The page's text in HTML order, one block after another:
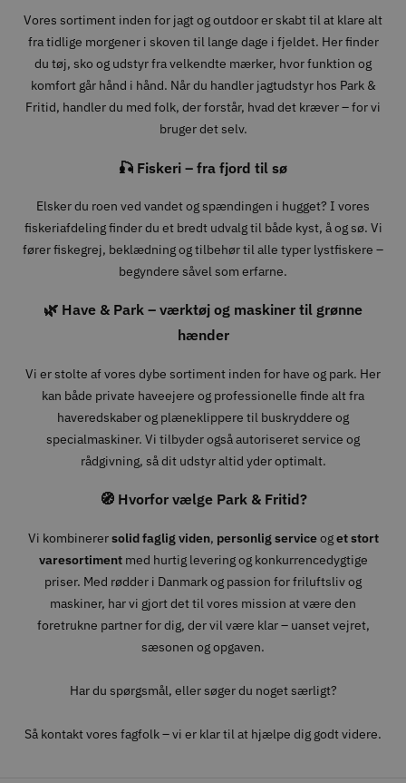
Vores sortiment inden for jagt og outdoor er skabt til at klare alt
fra tidlige morgener i skoven til lange dage i fjeldet. Her finder
du tøj, sko og udstyr fra velkendte mærker, hvor funktion og
komfort går hånd i hånd. Når du handler jagtudstyr hos Park &
Fritid, handler du med folk, der forstår, hvad det kræver – for vi
bruger det selv.
🎣 Fiskeri – fra fjord til sø
Elsker du roen ved vandet og spændingen i hugget? I vores
fiskeriafdeling finder du et bredt udvalg til både kyst, å og sø. Vi
fører fiskegrej, beklædning og tilbehør til alle typer lystfiskere –
begyndere såvel som erfarne.
🌿 Have & Park – værktøj og maskiner til grønne
hænder
Vi er stolte af vores dybe sortiment inden for have og park. Her
kan både private haveejere og professionelle finde alt fra
haveredskaber og plæneklippere til buskryddere og
specialmaskiner. Vi tilbyder også autoriseret service og
rådgivning, så dit udstyr altid yder optimalt.
🧭 Hvorfor vælge Park & Fritid?
Vi kombinerersolid faglig viden, personlig serviceoget stort
varesortimentmed hurtig levering og konkurrencedygtige
priser. Med rødder i Danmark og passion for friluftsliv og
maskiner, har vi gjort det til vores mission at være den
foretrukne partner for dig, der vil være klar – uanset vejret,
sæsonen og opgaven.
Har du spørgsmål, eller søger du noget særligt?
Så kontakt vores fagfolk – vi er klar til at hjælpe dig godt videre.